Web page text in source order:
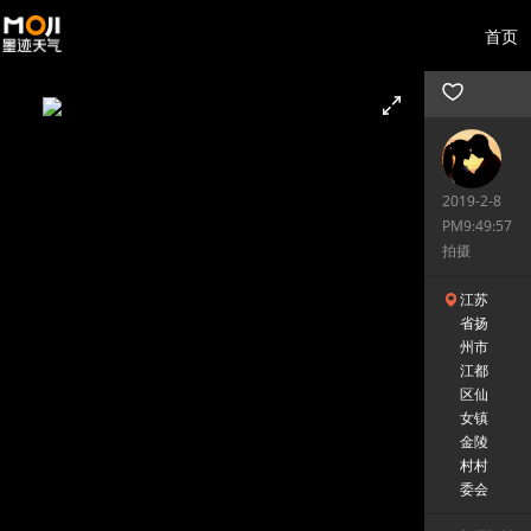
首页
2019-2-8
PM9:49:57
拍摄
江苏
省扬
州市
江都
区仙
女镇
金陵
村村
委会